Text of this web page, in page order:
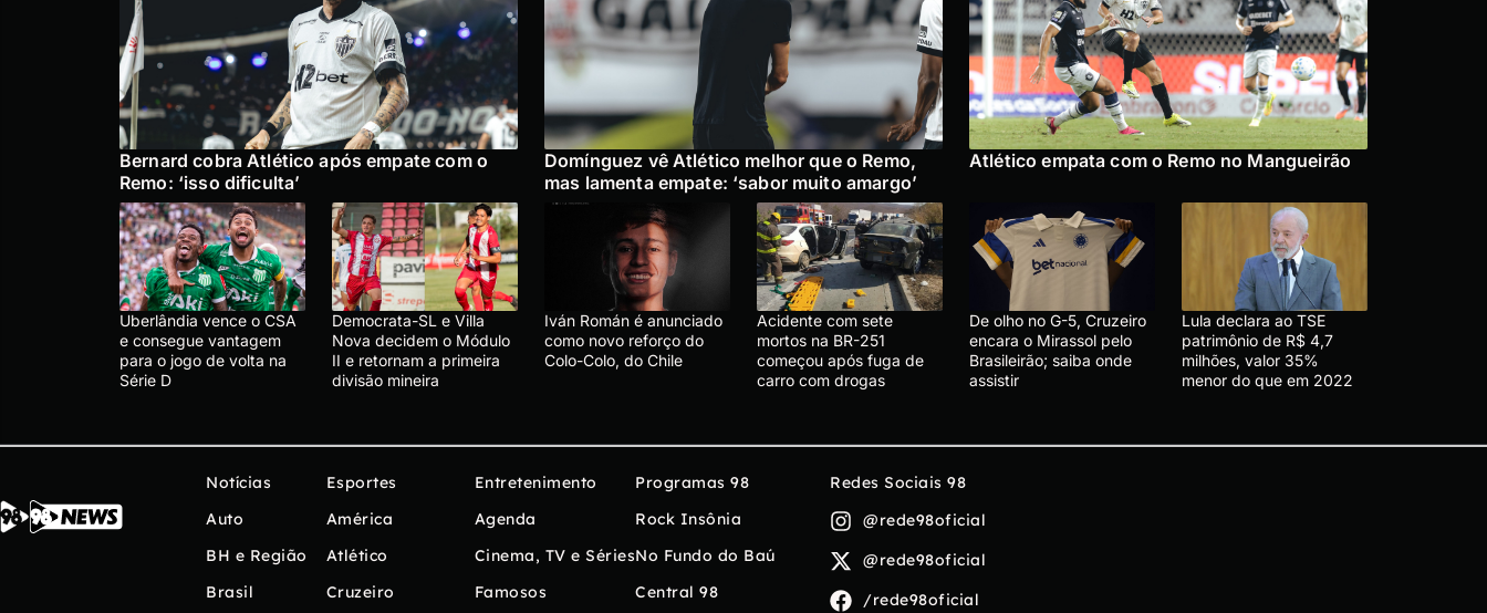
Bernard cobra Atlético após empate com o
Remo: ‘isso dificulta’
Domínguez vê Atlético melhor que o Remo,
mas lamenta empate: ‘sabor muito amargo’
Atlético empata com o Remo no Mangueirão
Uberlândia vence o CSA
e consegue vantagem
para o jogo de volta na
Série D
Democrata-SL e Villa
Nova decidem o Módulo
II e retornam a primeira
divisão mineira
Iván Román é anunciado
como novo reforço do
Colo-Colo, do Chile
Acidente com sete
mortos na BR-251
começou após fuga de
carro com drogas
De olho no G-5, Cruzeiro
encara o Mirassol pelo
Brasileirão; saiba onde
assistir
Lula declara ao TSE
patrimônio de R$ 4,7
milhões, valor 35%
menor do que em 2022
Notícias
Auto
BH e Região
Brasil
Esportes
América
Atlético
Cruzeiro
Entretenimento
Agenda
Cinema, TV e Séries
Famosos
Programas 98
Rock Insônia
No Fundo do Baú
Central 98
Redes Sociais 98
@rede98oficial
@rede98oficial
/rede98oficial